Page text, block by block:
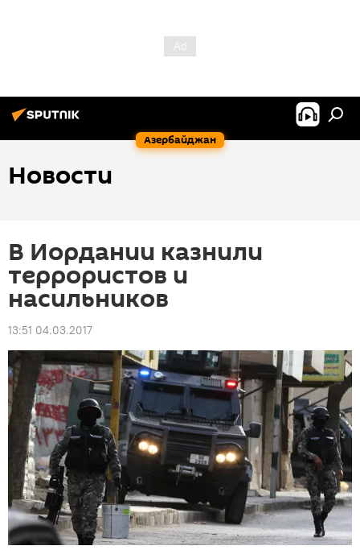
Азербайджан
Новости
В Иордании казнили
террористов и
насильников
13:51 04.03.2017